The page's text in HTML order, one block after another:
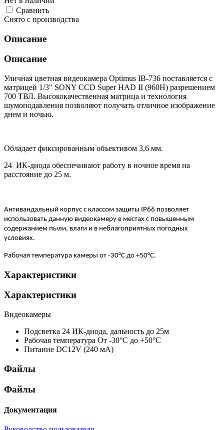
Cравнить
Снято с производства
Описание
Описание
Уличная цветная видеокамера Optimus IB-736 поставляется с
матрицей 1/3″ SONY CCD Super HAD II (960H) разрешением
700 ТВЛ. Высококачественная матрица и технология
шумоподавления позволяют получать отличное изображение
днем и ночью.
Обладает фиксированным объективом 3,6 мм.
24 ИК-диода обеспечивают работу в ночное время на
расстояние до 25 м.
Антивандальный корпус с классом защиты IP66 позволяет
использовать данную видеокамеру в местах с повышенным
содержанием пыли, влаги и в неблагоприятных погодных
условиях.
Рабочая температура камеры от -30°С до +50°С.
Характеристики
Характеристики
Видеокамеры
Подсветка 24 ИК-диода, дальность до 25м
Рабочая температура От -30°С до +50°С
Питание DC12V (240 мА)
Файлы
Файлы
Документация